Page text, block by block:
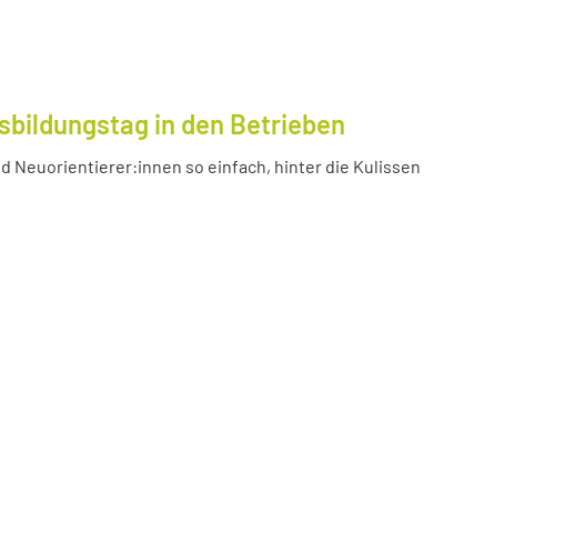
in den Betrieben
Neuorientierer:innen so einfach, hinter die Kulissen